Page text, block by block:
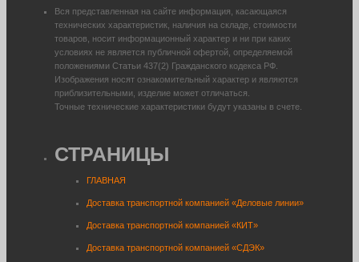
Вся представленная на сайте информация, касающаяся
технических характеристик, наличия на складе, стоимости
товаров, носит информационный характер и ни при каких
условиях не является публичной офертой, определяемой
положениями Статьи 437(2) Гражданского кодекса РФ.
Изображения носят ознакомительный характер и являются
приблизительными, изделие может отличаться.
Точные технические характеристики будут указаны в счете.
СТРАНИЦЫ
ГЛАВНАЯ
Доставка транспортной компанией «Деловые линии»
Доставка транспортной компанией «КИТ»
Доставка транспортной компанией «СДЭК»